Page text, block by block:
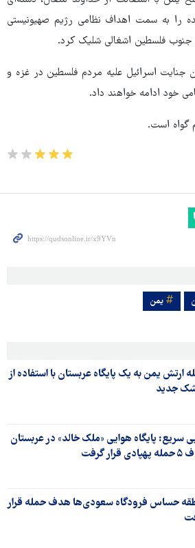
را به سمت اهداف نظامی رژیم صهیونیستی
جنوب فلسطین اشغالی شلیک کرد.
جنایت اسرائیل علیه مردم فلسطین در غزه و
خود ادامه خواهند داد.
گواه است.
یمن
ارتش یمن به یک پایگاه عربستان با استفاده از
جدید
سریع: پایگاه هوایی «ملک خالد» در عربستان
گرفت
حساس فرودگاه سعودی‌ها هدف حمله قرار